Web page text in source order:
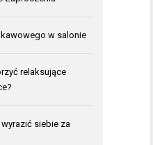
w salonie
relaksujące
siebie za